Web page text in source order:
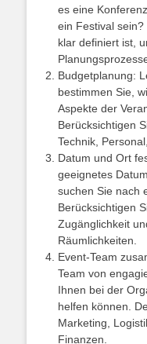
es eine
ein Festival
klar definiert ist,
Budgetplanung:
bestimmen Sie,
Aspekte der
Berücksichtigen
Technik,
Datum und Ort
geeignetes
suchen Sie nach
Berücksichtigen
Zugänglichkeit
Räumlichkeiten.
Event-Team
Team von
Ihnen bei der
helfen können.
Marketing,
Finanzen.